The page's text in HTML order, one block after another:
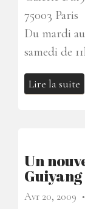
75003 Paris
Du mardi
samedi de
Lire la suite
Un
Guiyang
Avr 20, 2009 ●